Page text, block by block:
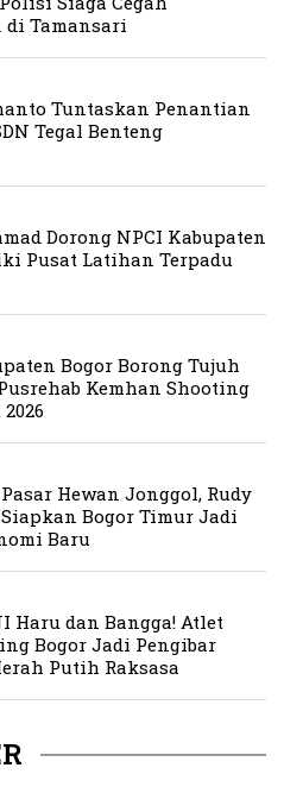
di Tamansari
Tuntaskan Penantian
Tegal Benteng
Dorong NPCI Kabupaten
Pusat Latihan Terpadu
Bogor Borong Tujuh
Kemhan Shooting
Hewan Jonggol, Rudy
Bogor Timur Jadi
Baru
Haru dan Bangga! Atlet
Bogor Jadi Pengibar
Putih Raksasa